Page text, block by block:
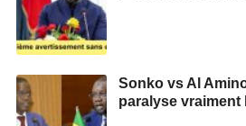
Sonko vs Al
paralyse vraiment